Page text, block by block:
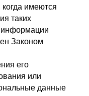
имеются
таких
информации
Законом
его
или
данные